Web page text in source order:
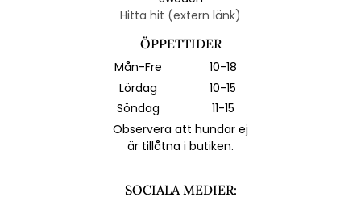
Hitta hit (extern länk)
ÖPPETTIDER
Mån-Fre
10-18
Lördag
10-15
Söndag
11-15
Observera att hundar ej
är tillåtna i butiken.
SOCIALA MEDIER: